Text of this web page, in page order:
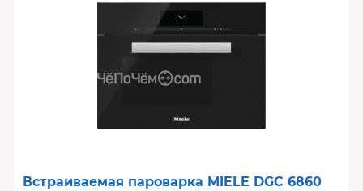
Встраиваемая пароварка MIELE DGC 6860